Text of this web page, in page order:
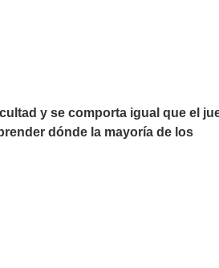
y se comporta igual que el
dónde la mayoría de los